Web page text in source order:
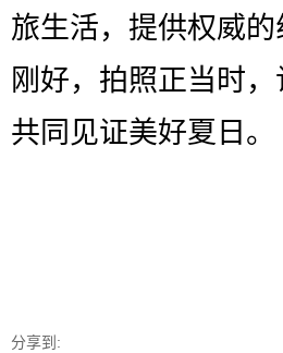
旅生活，提供权威
刚好，拍照正当时
共同见证美好夏日。
分享到: